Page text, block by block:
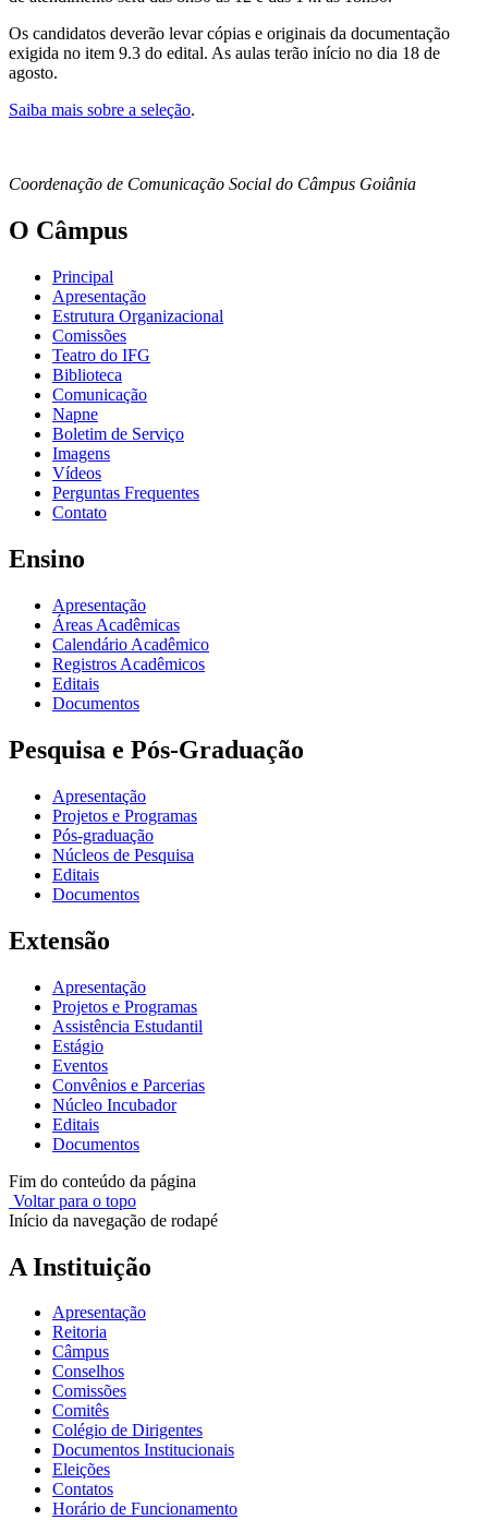
Os candidatos deverão levar cópias e originais da documentação
exigida no item 9.3 do edital. As aulas terão início no dia 18 de
agosto.
Saiba mais sobre a seleção.
Coordenação de Comunicação Social do Câmpus Goiânia
O Câmpus
Principal
Apresentação
Estrutura Organizacional
Comissões
Teatro do IFG
Biblioteca
Comunicação
Napne
Boletim de Serviço
Imagens
Vídeos
Perguntas Frequentes
Contato
Ensino
Apresentação
Áreas Acadêmicas
Calendário Acadêmico
Registros Acadêmicos
Editais
Documentos
Pesquisa e Pós-Graduação
Apresentação
Projetos e Programas
Pós-graduação
Núcleos de Pesquisa
Editais
Documentos
Extensão
Apresentação
Projetos e Programas
Assistência Estudantil
Estágio
Eventos
Convênios e Parcerias
Núcleo Incubador
Editais
Documentos
Fim do conteúdo da página
Voltar para o topo
Início da navegação de rodapé
A Instituição
Apresentação
Reitoria
Câmpus
Conselhos
Comissões
Comitês
Colégio de Dirigentes
Documentos Institucionais
Eleições
Contatos
Horário de Funcionamento